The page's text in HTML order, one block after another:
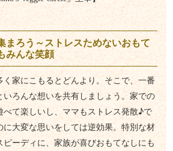
まろう～ストレスためないおもて
みんな笑顔
家にこもるとどんより。そこで、一番
ろんな想いを共有しましょう。家での
べて楽しいし、ママもストレス発散♪で
に大変な思いをしては逆効果。特別な材
ーディに、家族が喜びおもてなしにも